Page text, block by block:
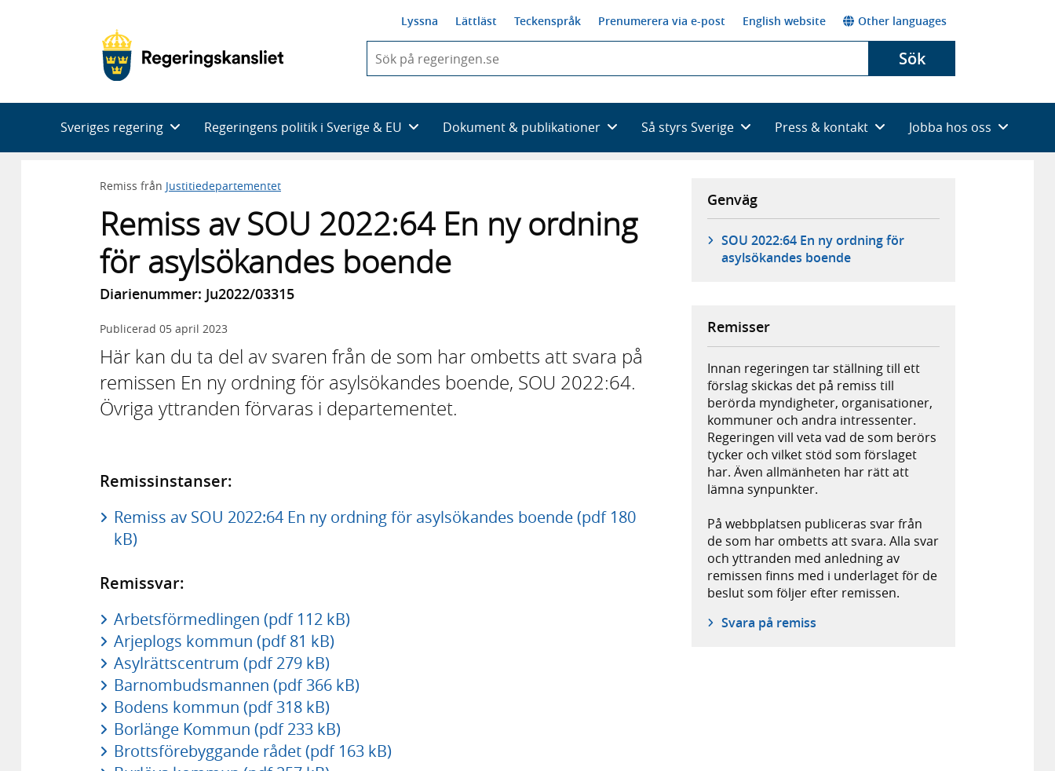
Lyssna Lättläst Teckenspråk Prenumerera via e-post English website Other languages
du
skriva
framträder
en
Sök
Sveriges regering Regeringens politik i Sverige & EU Dokument & publikationer Så styrs Sverige Press & kontakt Jobba hos oss
Remiss från Justitiedepartementet
Remiss av SOU 2022:64 En ny ordning
för asylsökandes boende
Diarienummer: Ju2022/03315
Publicerad 05 april 2023
Här kan du ta del av svaren från de som har ombetts att svara på
remissen En ny ordning för asyl­sökandes boende, SOU 2022:64.
Övriga yttranden förvaras i departementet.
Remissinstanser:
Remiss av SOU 2022:64 En ny ordning för asylsökandes boende (pdf 180
kB)
Remissvar:
Arbetsförmedlingen (pdf 112 kB)
Arjeplogs kommun (pdf 81 kB)
Asylrättscentrum (pdf 279 kB)
Barnombudsmannen (pdf 366 kB)
Bodens kommun (pdf 318 kB)
Borlänge Kommun (pdf 233 kB)
Brottsförebyggande rådet (pdf 163 kB)
Genväg
SOU 2022:64 En ny ordning för
asylsökandes boende
Remisser
Innan regeringen tar ställning till ett
förslag skickas det på remiss till
berörda myndigheter, organisationer,
kommuner och andra intressenter.
Regeringen vill veta vad de som berörs
tycker och vilket stöd som förslaget
har. Även allmänheten har rätt att
lämna synpunkter.
På webbplatsen publiceras svar från
de som har ombetts att svara. Alla svar
och yttranden med anledning av
remissen finns med i underlaget för de
beslut som följer efter remissen.
Svara på remiss